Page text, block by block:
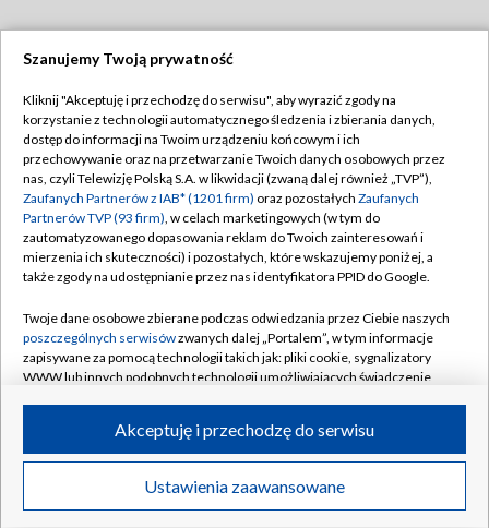
TVP
Abonament TVP
Emisja w TVP
Centrum informacji TVP
Naziemna Telewizja Cyfrowa
Rada Programowa
System NOS
Informacje o nadawcy
Program dla prasy
Ogłoszenie przetargowe
Regulamin TVP
Polityka prywatności
Moje zgody
Pomoc
Kontakt
Kanały
©2026 Telewizja Polska S.A. w likwidacji
Szanujemy Twoją prywatność
Kliknij "Akceptuję i przechodzę do serwisu", aby wyrazić zgody na
korzystanie z technologii automatycznego śledzenia i zbierania danych,
dostęp do informacji na Twoim urządzeniu końcowym i ich
przechowywanie oraz na przetwarzanie Twoich danych osobowych przez
nas, czyli Telewizję Polską S.A. w likwidacji (zwaną dalej również „TVP”),
Zaufanych Partnerów z IAB* (1201 firm) oraz pozostałych Zaufanych
Partnerów TVP (93 firm), w celach marketingowych (w tym do
zautomatyzowanego dopasowania reklam do Twoich zainteresowań i
mierzenia ich skuteczności) i pozostałych, które wskazujemy poniżej, a
także zgody na udostępnianie przez nas identyfikatora PPID do Google.
Twoje dane osobowe zbierane podczas odwiedzania przez Ciebie naszych
poszczególnych serwisówzwanych dalej „Portalem”, w tym informacje
zapisywane za pomocą technologii takich jak: pliki cookie, sygnalizatory
WWW lub innych podobnych technologii umożliwiających świadczenie
ruchu w Internecie.
Twoje dane osobowe zbierane podczas odwiedzania przez Ciebie
poszczególnych serwisówna Portalu, takie jak adresy IP, identyfikatory
Ustawienia zaawansowane
Akceptuję i przechodzę do serwisu